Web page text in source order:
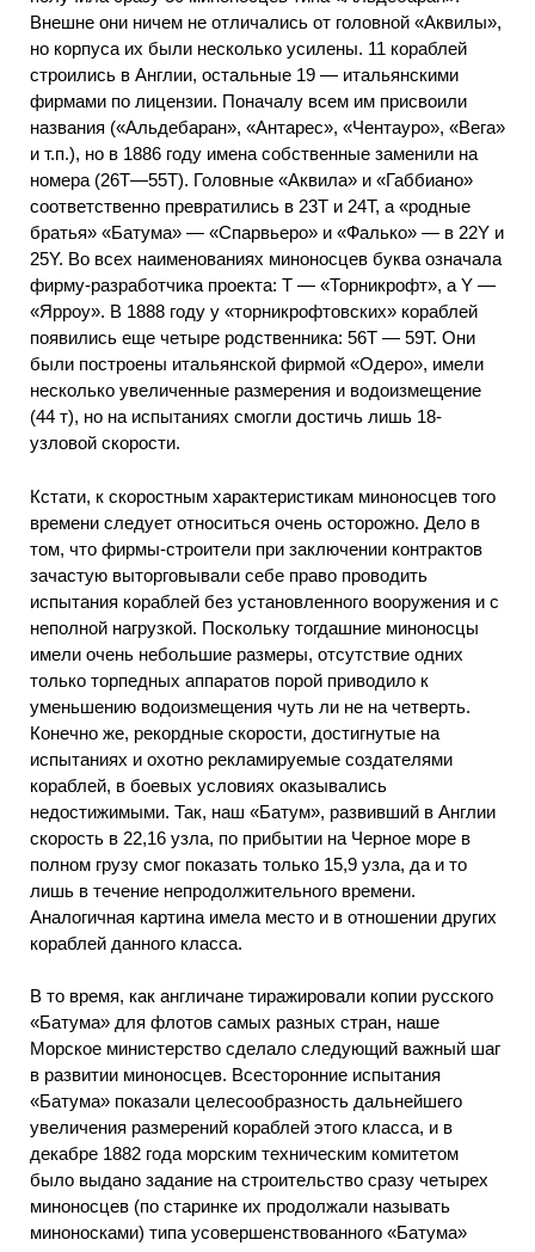
Внешне они ничем не отличались от головной «Аквилы»,
но корпуса их были несколько усилены. 11 кораблей
строились в Англии, остальные 19 — итальянскими
фирмами по лицензии. Поначалу всем им присвоили
названия («Альдебаран», «Антарес», «Чентауро», «Вега»
и т.п.), но в 1886 году имена собственные заменили на
номера (26Т—55Т). Головные «Аквила» и «Габбиано»
соответственно превратились в 23Т и 24Т, а «родные
братья» «Батума» — «Спарвьеро» и «Фалько» — в 22Y и
25Y. Во всех наименованиях миноносцев буква означала
фирму-разработчика проекта: Т — «Торникрофт», a Y —
«Ярроу». В 1888 году у «торникрофтовских» кораблей
появились еще четыре родственника: 56Т — 59Т. Они
были построены итальянской фирмой «Одеро», имели
несколько увеличенные размерения и водоизмещение
(44 т), но на испытаниях смогли достичь лишь 18-
узловой скорости.
Кстати, к скоростным характеристикам миноносцев того
времени следует относиться очень осторожно. Дело в
том, что фирмы-строители при заключении контрактов
зачастую выторговывали себе право проводить
испытания кораблей без установленного вооружения и с
неполной нагрузкой. Поскольку тогдашние миноносцы
имели очень небольшие размеры, отсутствие одних
только торпедных аппаратов порой приводило к
уменьшению водоизмещения чуть ли не на четверть.
Конечно же, рекордные скорости, достигнутые на
испытаниях и охотно рекламируемые создателями
кораблей, в боевых условиях оказывались
недостижимыми. Так, наш «Батум», развивший в Англии
скорость в 22,16 узла, по прибытии на Черное море в
полном грузу смог показать только 15,9 узла, да и то
лишь в течение непродолжительного времени.
Аналогичная картина имела место и в отношении других
кораблей данного класса.
В то время, как англичане тиражировали копии русского
«Батума» для флотов самых разных стран, наше
Морское министерство сделало следующий важный шаг
в развитии миноносцев. Всесторонние испытания
«Батума» показали целесообразность дальнейшего
увеличения размерений кораблей этого класса, и в
декабре 1882 года морским техническим комитетом
было выдано задание на строительство сразу четырех
миноносцев (по старинке их продолжали называть
миноносками) типа усовершенствованного «Батума»